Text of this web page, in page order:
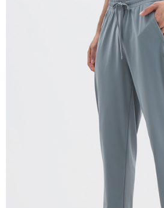
每筆NT$130，滿NT$1,000(含以上)免運費